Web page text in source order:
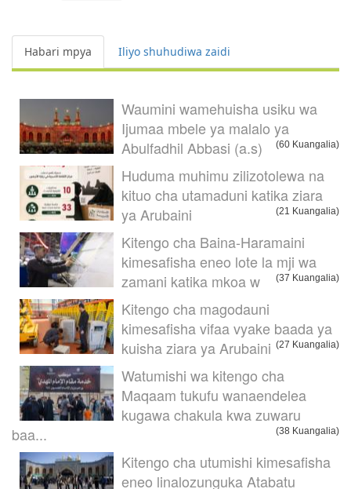
Habari mpya Iliyo shuhudiwa zaidi
Waumini wamehuisha usiku wa
Ijumaa mbele ya malalo ya
Abulfadhil Abbasi (a.s)
(60 Kuangalia)
Huduma muhimu zilizotolewa na
kituo cha utamaduni katika ziara
ya Arubaini
(21 Kuangalia)
Kitengo cha Baina-Haramaini
kimesafisha eneo lote la mji wa
zamani katika mkoa w
(37 Kuangalia)
Kitengo cha magodauni
kimesafisha vifaa vyake baada ya
kuisha ziara ya Arubaini (27 Kuangalia)
Watumishi wa kitengo cha
Maqaam tukufu wanaendelea
kugawa chakula kwa zuwaru
baa...
(38 Kuangalia)
Kitengo cha utumishi kimesafisha
eneo linalozunguka Atabatu